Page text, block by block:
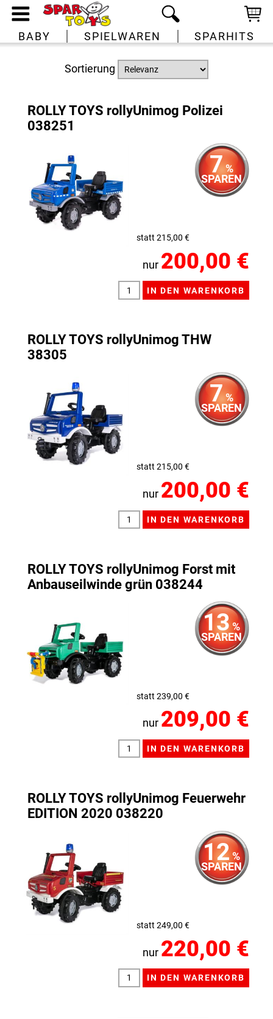
BABY SPIELWAREN SPARHITS
Sortierung
ROLLY TOYS rollyUnimog Polizei
038251
7%
SPAREN
statt 215,00 €
nur 200,00 €
ROLLY TOYS rollyUnimog THW
38305
7%
SPAREN
statt 215,00 €
nur 200,00 €
ROLLY TOYS rollyUnimog Forst mit
Anbauseilwinde grün 038244
13 %
SPAREN
statt 239,00 €
nur 209,00 €
ROLLY TOYS rollyUnimog Feuerwehr
EDITION 2020 038220
12 %
SPAREN
statt 249,00 €
nur 220,00 €